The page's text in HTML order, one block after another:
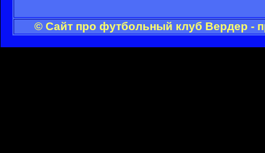
© Сайт про футбольный клуб Вердер -